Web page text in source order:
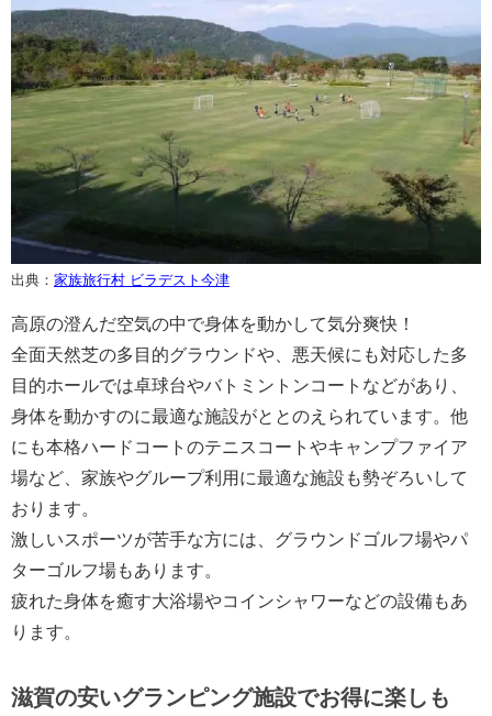
出典： 家族旅行村 ビラデスト今津
高原の澄んだ空気の中で身体を動かして気分爽快！
全面天然芝の多目的グラウンドや、悪天候にも対応した多
目的ホールでは卓球台やバトミントンコートなどがあり、
身体を動かすのに最適な施設がととのえられています。他
にも本格ハードコートのテニスコートやキャンプファイア
場など、家族やグループ利用に最適な施設も勢ぞろいして
おります。
激しいスポーツが苦手な方には、グラウンドゴルフ場やパ
ターゴルフ場もあります。
疲れた身体を癒す大浴場やコインシャワーなどの設備もあ
ります。
滋賀の安いグランピング施設でお得に楽しも